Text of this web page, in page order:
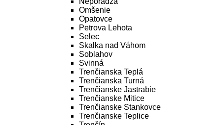
Omšenie
Opatovce
Petrova Lehota
Selec
Skalka nad Váhom
Soblahov
Svinná
Trenčianska Teplá
Trenčianska Turná
Trenčianske Jastrabie
Trenčianske Mitice
Trenčianske Stankovce
Trenčianske Teplice